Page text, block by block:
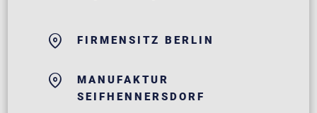
FIRMENSITZ BERLIN
MANUFAKTUR
SEIFHENNERSDORF